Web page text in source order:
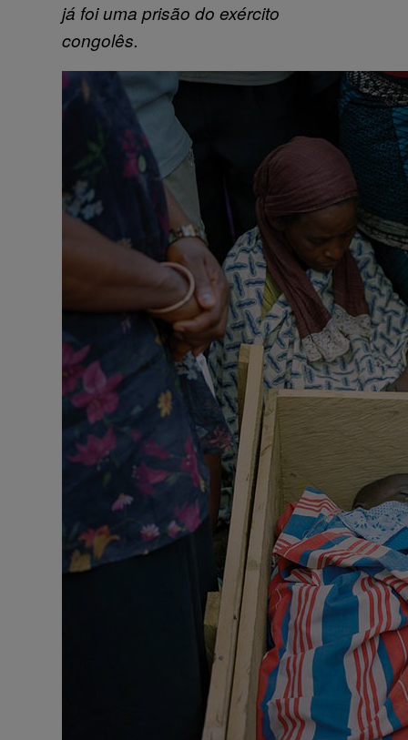
já foi uma prisão do exército
congolês.